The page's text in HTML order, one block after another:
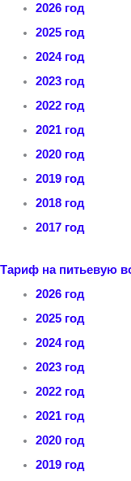
2026 год
2025 год
2024 год
2023 год
2022 год
2021 год
2020 год
2019 год
2018 год
2017 год
Тариф на питьевую
2026 год
2025 год
2024 год
2023 год
2022 год
2021 год
2020 год
2019 год